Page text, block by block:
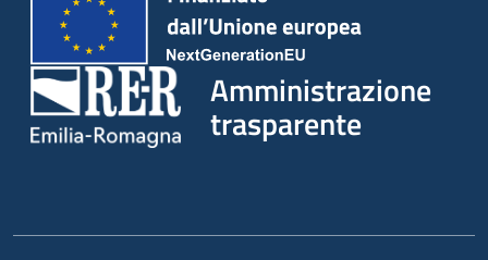
Amministrazione
trasparente